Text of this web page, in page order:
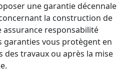
une garantie décennale
la construction de
responsabilité
garanties vous protègent en
des travaux ou après la mise